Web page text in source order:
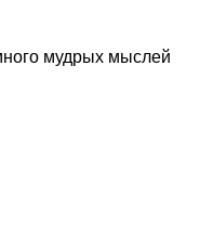
мудрых мыслей